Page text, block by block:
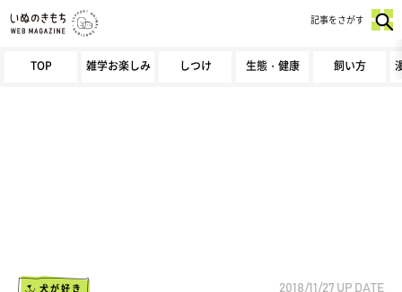
TOP 雑学お楽しみ しつけ 生態・健康 飼い方
記事をさがす
犬が好き 2018/11/27 UP DATE